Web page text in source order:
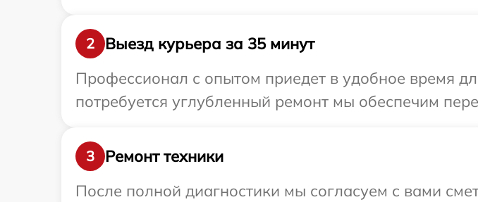
2
Выезд курьера за 35 минут
Профессионал с опытом приедет в удобное время
потребуется углубленный ремонт мы обеспечим
3
Ремонт техники
После полной диагностики мы согласуем с вами